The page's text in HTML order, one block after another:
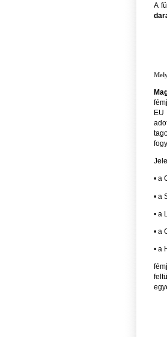
A
• a
• a
• a
• a
• a